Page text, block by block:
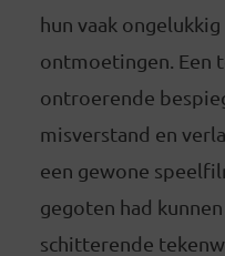
hun vaak
ontmoetingen. Een
ontroerende
misverstand en
een gewone
gegoten had
schitterende